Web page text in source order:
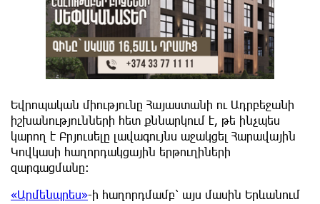
Եվրոպական միությունը Հայաստանի ու Ադրբեջանի
իշխանությունների հետ քննարկում է, թե ինչպես
կարող է Բրյուսելը լավագույնս աջակցել Հարավային
Կովկասի հաղորդակցային երթուղիների
զարգացմանը։
«Արմենպրես»-ի հաղորդմամբ՝ այս մասին Երևանում